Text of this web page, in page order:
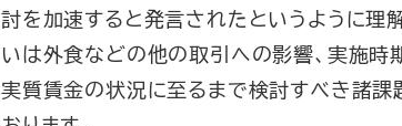
討を加速すると発言されたというように理
いは外食などの他の取引への影響、実施時
実質賃金の状況に至るまで検討すべき諸課